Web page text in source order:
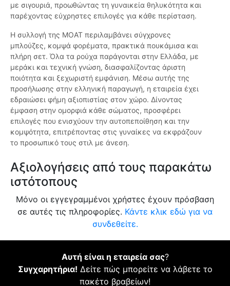
με σιγουριά, προωθώντας τη γυναικεία θηλυκότητα και
παρέχοντας εύχρηστες επιλογές για κάθε περίσταση.
Η συλλογή της MOAT περιλαμβάνει σύγχρονες
μπλούζες, κομψά φορέματα, πρακτικά πουκάμισα και
πλήρη σετ. Όλα τα ρούχα παράγονται στην Ελλάδα, με
μεράκι και τεχνική γνώση, διασφαλίζοντας άριστη
ποιότητα και ξεχωριστή εμφάνιση. Μέσω αυτής της
προσήλωσης στην ελληνική παραγωγή, η εταιρεία έχει
εδραιώσει φήμη αξιοπιστίας στον χώρο. Δίνοντας
έμφαση στην ομορφιά κάθε σώματος, προσφέρει
επιλογές που ενισχύουν την αυτοπεποίθηση και την
κομψότητα, επιτρέποντας στις γυναίκες να εκφράζουν
το προσωπικό τους στιλ με άνεση.
Αξιολογήσεις από τους παρακάτω
ιστότοπους
Μόνο οι εγγεγραμμένοι χρήστες έχουν πρόσβαση
σε αυτές τις πληροφορίες. Κάντε κλικ εδώ για να
συνδεθείτε.
Αυτή είναι η εταιρεία σας?
Συγχαρητήρια! Δείτε πώς μπορείτε να λάβετε το
πακέτο βραβείων!